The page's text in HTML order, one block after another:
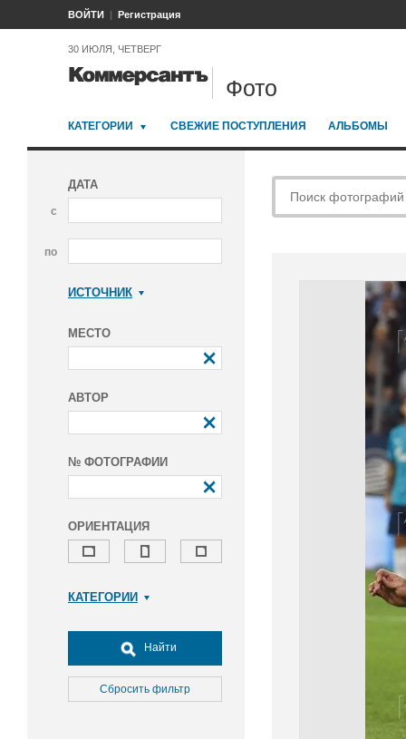
ВОЙТИ Регистрация
30 ИЮЛЯ, ЧЕТВЕРГ
Фото
КАТЕГОРИИ СВЕЖИЕ ПОСТУПЛЕНИЯ АЛЬБОМЫ
ДАТА
с
по
ИСТОЧНИК
МЕСТО
АВТОР
№ ФОТОГРАФИИ
ОРИЕНТАЦИЯ
КАТЕГОРИИ
Досуг, туризм и отдых
Культура
Медицина
Найти
Сбросить фильтр